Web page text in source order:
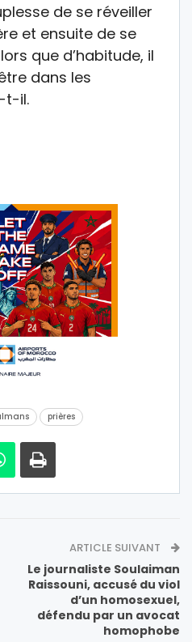
de se réveiller
et ensuite de se
que d’habitude, il
dans les
t-il.
prières
ARTICLE SUIVANT
Le journaliste Soulaiman
Raissouni, accusé du viol
d’un homosexuel,
défendu par un avocat
homophobe